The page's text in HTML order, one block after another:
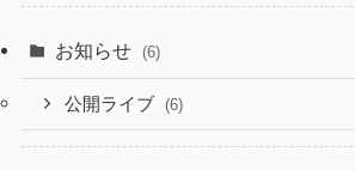
お知らせ (6)
公開ライブ (6)